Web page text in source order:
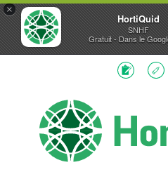
×
HortiQuid
SNHF
Gratuit - Dans le